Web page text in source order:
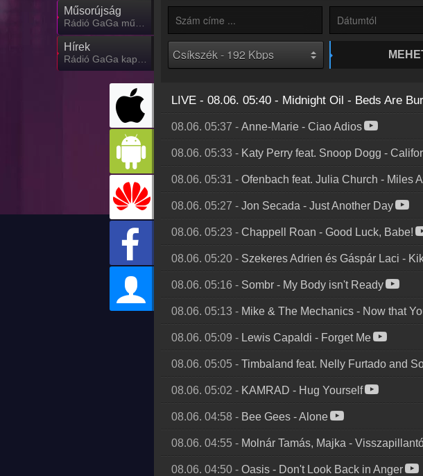
Műsorújság
Hírek
LIVE - 08.06. 05:40 - Midnight Oil - Beds Are
08.06. 05:37 - Anne-Marie - Ciao Adios
08.06. 05:33 - Katy Perry feat. Snoop Dogg -
08.06. 05:31 - Ofenbach feat. Julia Church - Miles
08.06. 05:27 - Jon Secada - Just Another Day
08.06. 05:23 - Chappell Roan - Good Luck, Babe!
08.06. 05:20 - Szekeres Adrien és Gáspár Laci -
08.06. 05:16 - Sombr - My Body isn't Ready
08.06. 05:13 - Mike & The Mechanics - Now that
08.06. 05:09 - Lewis Capaldi - Forget Me
08.06. 05:05 - Timbaland feat. Nelly Furtado and
08.06. 05:02 - KAMRAD - Hug Yourself
08.06. 04:58 - Bee Gees -Alone
08.06. 04:55 - Molnár Tamás, Majka -
08.06. 04:50 - Oasis - Don't Look Back in Anger